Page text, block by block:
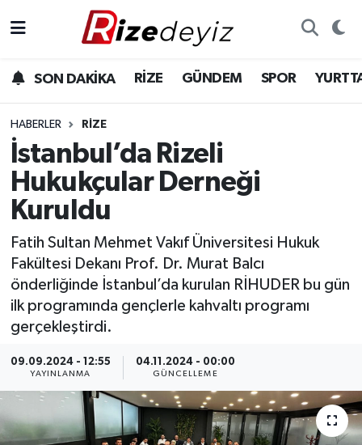
SON DAKİKA RİZE GÜNDEM SPOR
HABERLER RIZE
İstanbul’da Rizeli
Hukukçular Derneği
Kuruldu
Fatih Sultan Mehmet Vakıf Üniversitesi Hukuk
Fakültesi Dekanı Prof. Dr. Murat Balcı
önderliğinde İstanbul’da kurulan RİHUDER bu gün
ilk programında gençlerle kahvaltı programı
gerçekleştirdi.
09.09.2024 - 12:55
YAYINLANMA
04.11.2024 - 00:00
GÜNCELLEME
Gündem
Yurttan Haberler
Ekonomi
Sağlık
Rize Hava Durumu
Rize Trafik Yoğunluk Haritası
Süper Lig Puan Durumu ve Fikstür
Son Dakika Haberleri
Haber Arşivi